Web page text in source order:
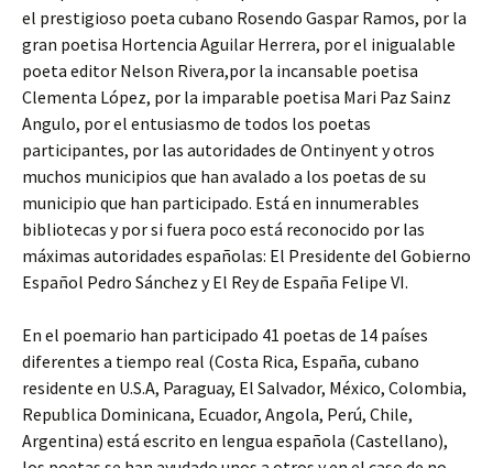
el prestigioso poeta cubano Rosendo Gaspar Ramos, por la
gran poetisa Hortencia Aguilar Herrera, por el inigualable
poeta editor Nelson Rivera,por la incansable poetisa
Clementa López, por la imparable poetisa Mari Paz Sainz
Angulo, por el entusiasmo de todos los poetas
participantes, por las autoridades de Ontinyent y otros
muchos municipios que han avalado a los poetas de su
municipio que han participado. Está en innumerables
bibliotecas y por si fuera poco está reconocido por las
máximas autoridades españolas: El Presidente del Gobierno
Español Pedro Sánchez y El Rey de España Felipe VI.
En el poemario han participado 41 poetas de 14 países
diferentes a tiempo real (Costa Rica, España, cubano
residente en U.S.A, Paraguay, El Salvador, México, Colombia,
Republica Dominicana, Ecuador, Angola, Perú, Chile,
Argentina) está escrito en lengua española (Castellano),